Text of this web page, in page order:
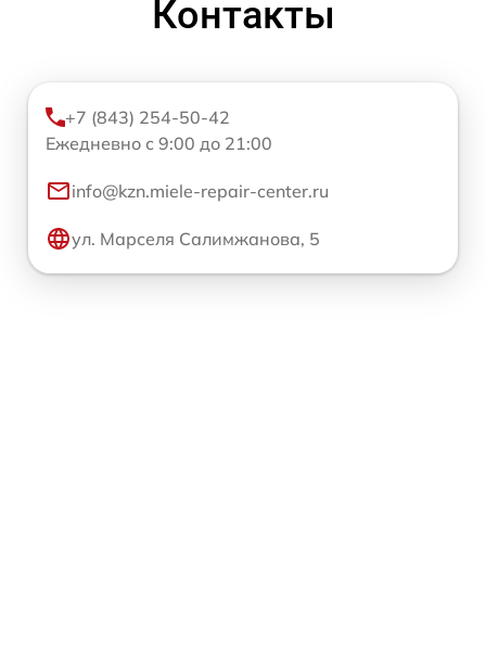
Контакты
+7 (843) 254-50-42
Ежедневно с 9:00 до 21:00
info@kzn.miele-repair-center.ru
ул. Марселя Салимжанова, 5